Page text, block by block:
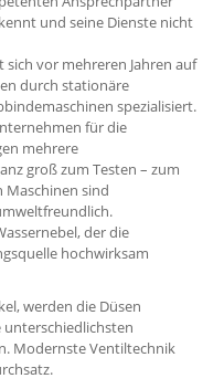
und seine Dienste nicht
vor mehreren Jahren auf
durch stationäre
spezialisiert.
für die
mehrere
groß zum Testen – zum
Maschinen sind
der die
hochwirksam
werden die Düsen
Modernste Ventiltechnik